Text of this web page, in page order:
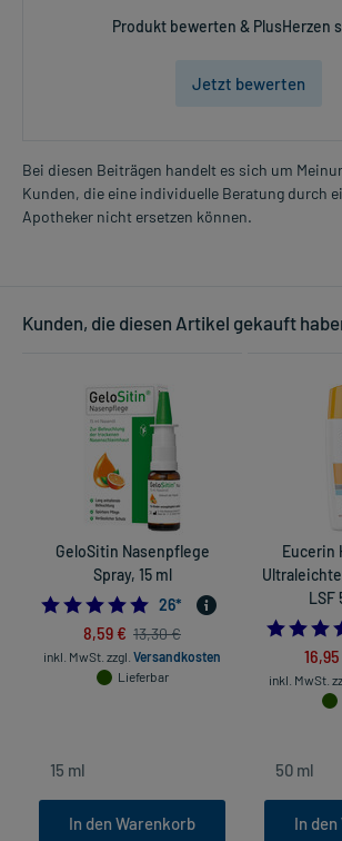
Produkt bewerten & PlusHerzen
Jetzt bewerten
Bei diesen Beiträgen handelt es sich um
Kunden, die eine individuelle Beratung durch
Apotheker nicht ersetzen können.
Kunden, die diesen Artikel gekauft
GeloSitin Nasenpflege
Spray, 15 ml
4.846153846153846
26*
8,59 € 13,30 €
inkl. MwSt. zzgl. Versandkosten
Lieferbar
In den Warenkorb
Eucerin
LSF
inkl. MwSt.
In